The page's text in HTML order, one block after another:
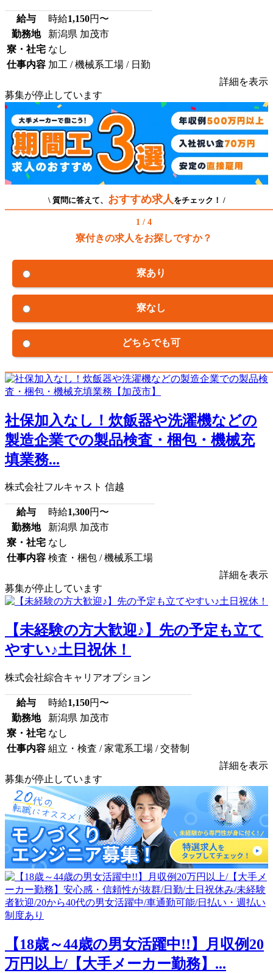
給与 時給1,150円〜
勤務地
新潟県 加茂市
寮・社宅 なし
仕事内容 加工 / 機械系工場 / 日勤
詳細を表示
募集が停止しています
\ 質問に答えて、 おすすめ求人 をチェック！ /
1 / 4
寮付きの求人をお探しですか？
寮あり
寮なし
どちらでも可
社保加入なし！炊飯器や洗濯機などの
製造企業での製品検査・梱包・機械充
填業務...
株式会社フルキャスト 信越
給与 時給1,300円〜
勤務地
新潟県 加茂市
寮・社宅 なし
仕事内容 検査・梱包 / 機械系工場
詳細を表示
募集が停止しています
【未経験の方大歓迎♪】先の予定も立て
やすい♪土日祝休！
株式会社綜合キャリアオプション
給与 時給1,150円〜
勤務地
新潟県 加茂市
寮・社宅 なし
仕事内容 組立・検査 / 家電系工場 / 交替制
詳細を表示
募集が停止しています
【18歳～44歳の男女活躍中!!】月収例20
万円以上/【大手メーカー勤務】...